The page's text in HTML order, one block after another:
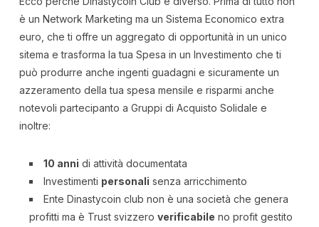
è un Network Marketing ma un Sistema Economico extra
euro, che ti offre un aggregato di opportunità in un unico
sitema e trasforma la tua Spesa in un Investimento che ti
può produrre anche ingenti guadagni e sicuramente un
azzeramento della tua spesa mensile e risparmi anche
notevoli partecipanto a Gruppi di Acquisto Solidale e
inoltre:
10 anni di attività documentata
Investimenti personali senza arricchimento
Ente Dinastycoin club non è una società che genera
profitti ma è Trust svizzero verificabile no profit gestito